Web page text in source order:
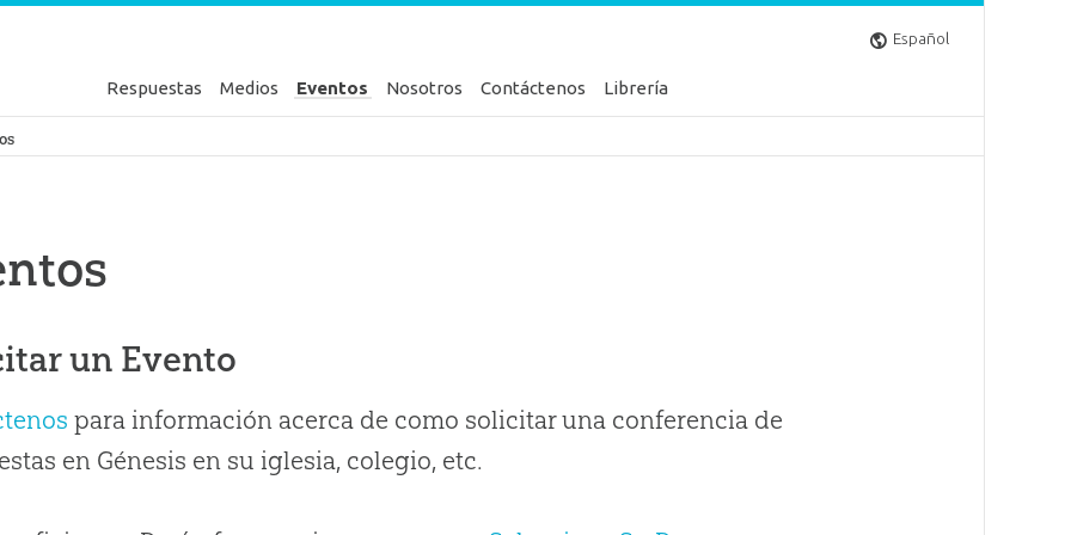
Español
Respuestas Medios Eventos Nosotros Contáctenos Librería
Génesis
un Evento
para información acerca de como solicitar una conferencia de
en Génesis en su iglesia, colegio, etc.